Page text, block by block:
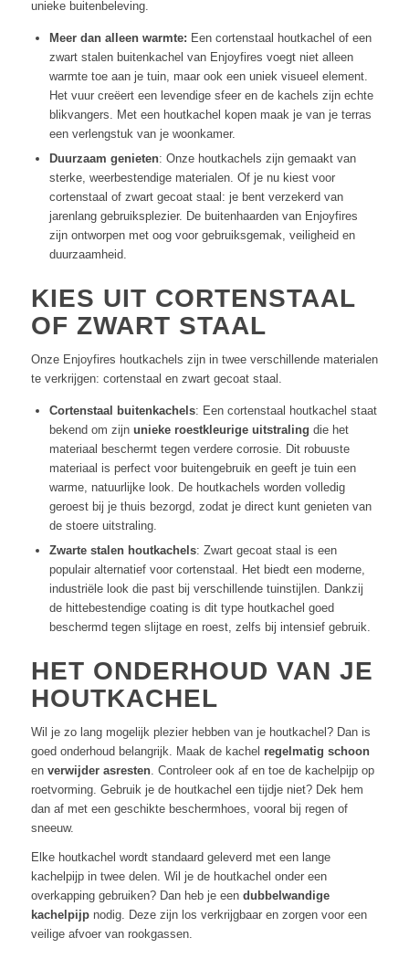
unieke buitenbeleving.
Meer dan alleen warmte: Een cortenstaal houtkachel of een
zwart stalen buitenkachel van Enjoyfires voegt niet alleen
warmte toe aan je tuin, maar ook een uniek visueel element.
Het vuur creëert een levendige sfeer en de kachels zijn echte
blikvangers. Met een houtkachel kopen maak je van je terras
een verlengstuk van je woonkamer.
Duurzaam genieten: Onze houtkachels zijn gemaakt van
sterke, weerbestendige materialen. Of je nu kiest voor
cortenstaal of zwart gecoat staal: je bent verzekerd van
jarenlang gebruiksplezier. De buitenhaarden van Enjoyfires
zijn ontworpen met oog voor gebruiksgemak, veiligheid en
duurzaamheid.
KIES UIT CORTENSTAAL
OF ZWART STAAL
Onze Enjoyfires houtkachels zijn in twee verschillende materialen
te verkrijgen: cortenstaal en zwart gecoat staal.
Cortenstaal buitenkachels: Een cortenstaal houtkachel staat
bekend om zijn unieke roestkleurige uitstraling die het
materiaal beschermt tegen verdere corrosie. Dit robuuste
materiaal is perfect voor buitengebruik en geeft je tuin een
warme, natuurlijke look. De houtkachels worden volledig
geroest bij je thuis bezorgd, zodat je direct kunt genieten van
de stoere uitstraling.
Zwarte stalen houtkachels: Zwart gecoat staal is een
populair alternatief voor cortenstaal. Het biedt een moderne,
industriële look die past bij verschillende tuinstijlen. Dankzij
de hittebestendige coating is dit type houtkachel goed
beschermd tegen slijtage en roest, zelfs bij intensief gebruik.
HET ONDERHOUD VAN JE
HOUTKACHEL
Wil je zo lang mogelijk plezier hebben van je houtkachel? Dan is
goed onderhoud belangrijk. Maak de kachel regelmatig schoon
en verwijder asresten. Controleer ook af en toe de kachelpijp op
roetvorming. Gebruik je de houtkachel een tijdje niet? Dek hem
dan af met een geschikte beschermhoes, vooral bij regen of
sneeuw.
Elke houtkachel wordt standaard geleverd met een lange
kachelpijp in twee delen. Wil je de houtkachel onder een
overkapping gebruiken? Dan heb je een dubbelwandige
kachelpijpnodig. Deze zijn los verkrijgbaar en zorgen voor een
veilige afvoer van rookgassen.